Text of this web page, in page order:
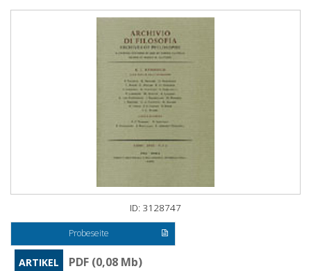
ID: 3128747
Probeseite
ARTIKEL
PDF (0,08 Mb)